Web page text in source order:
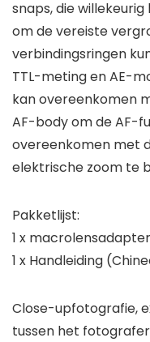
snaps, die
om de vereiste
verbindingsringen
TTL-meting en AE-
kan overeenkomen
AF-body om de AF-
overeenkomen met
elektrische zoom te
Pakketlijst:
1 x
1 x Handleiding
Close-upfotografie,
tussen het